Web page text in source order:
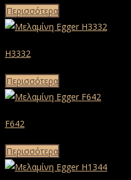
Περισσότερα
H3332
Περισσότερα
F642
Περισσότερα